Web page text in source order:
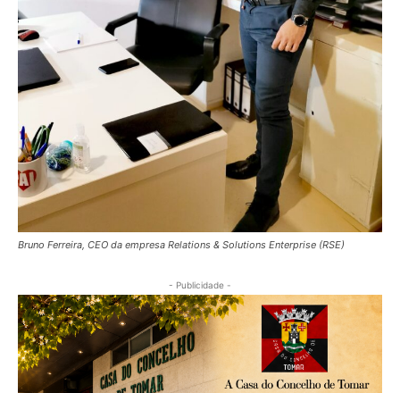
Bruno Ferreira, CEO da empresa Relations & Solutions Enterprise (RSE)
- Publicidade -